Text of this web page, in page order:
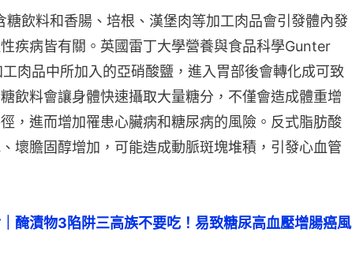
糖飲料和香腸、培根、漢堡肉等加工肉品會引發體內發
疾病皆有關。英國雷丁大學營養與食品科學Gunter
肉品中所加入的亞硝酸鹽，進入胃部後會轉化成可致
飲料會讓身體快速攝取大量糖分，不僅會造成體重增
，進而增加罹患心臟病和糖尿病的風險。反式脂肪酸
壞膽固醇增加，可能造成動脈斑塊堆積，引發心血管
醃漬物3陷阱三高族不要吃！易致糖尿高血壓增腸癌風